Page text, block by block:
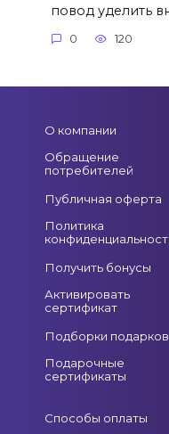
повод уделить
0 120
О компании
Обращение
потребителей
Публичная оферта
Политика
Получить бонусы
Активировать
сертификат
Подборки подарков
Подарочные
сертификаты
Способы оплаты